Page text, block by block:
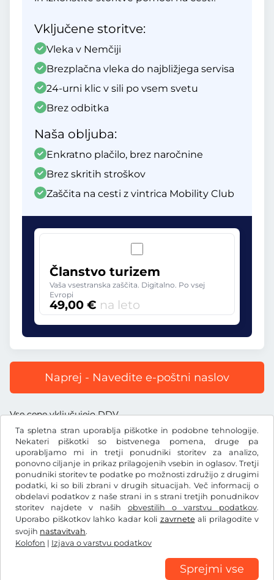
Ta spletna stran uporablja piškotke in podobne tehnologije.
Nekateri piškotki so bistvenega pomena, druge pa
uporabljamo mi in tretji ponudniki storitev za analizo,
ponovno ciljanje in prikaz prilagojenih vsebin in oglasov. Tretji
ponudniki storitev te podatke po možnosti združijo z drugimi
podatki, ki so bili zbrani v drugih situacijah. Več informacij o
obdelavi podatkov z naše strani in s strani tretjih ponudnikov
storitev najdete v naših obvestilih o varstvu podatkov.
Uporabo piškotkov lahko kadar koli zavrneteali prilagodite v
svojih nastavitvah.
Kolofon | Izjava o varstvu podatkov
Sprejmi vse
Vključene storitve:
Vleka v Nemčiji
Brezplačna vleka do najbližjega servisa
24-urni klic v sili po vsem svetu
Brez odbitka
Naša obljuba:
Enkratno plačilo, brez naročnine
Brez skritih stroškov
Zaščita na cesti z vintrica Mobility Club
Članstvo turizem
Vaša vsestranska zaščita. Digitalno. Po vsej
Evropi
49,00 € na leto
Naprej - Navedite e-poštni naslov
Vse cene vključujejo DDV.
€EUR
Facebook Instagram
Splošni pogoji poslovanja/preklicna pravica
Nastavitve piškotkov Kolofon